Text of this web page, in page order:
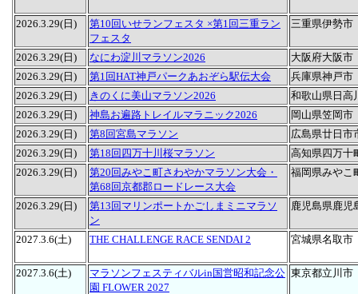
2026.3.29(日)
第10回いせランフェスタ ×第1回三重ラン
フェスタ
三重県伊勢市
2026.3.29(日) なにわ淀川マラソン2026
大阪府大阪市
2026.3.29(日)
第1回HAT神戸パークあおぞら駅伝大会
兵庫県神戸市
2026.3.29(日)
きのくに美山マラソン2026
和歌山県日高
2026.3.29(日)
神島お遍路トレイルマラニック2026
岡山県笠岡市
2026.3.29(日)
第8回宮島マラソン
広島県廿日市
2026.3.29(日)
第18回四万十川桜マラソン
高知県四万十
2026.3.29(日)
第20回みやこ町さわやかマラソン大会・
第68回京都郡ロードレース大会
福岡県みやこ
2026.3.29(日)
第13回マリンポートかごしまミニマラソ
ン
鹿児島県鹿児
2027.3.6(土) THE CHALLENGE RACE SENDAI 2 宮城県名取市
2027.3.6(土)
マラソンフェスティバルin国営昭和記念公
園 FLOWER 2027
東京都立川市